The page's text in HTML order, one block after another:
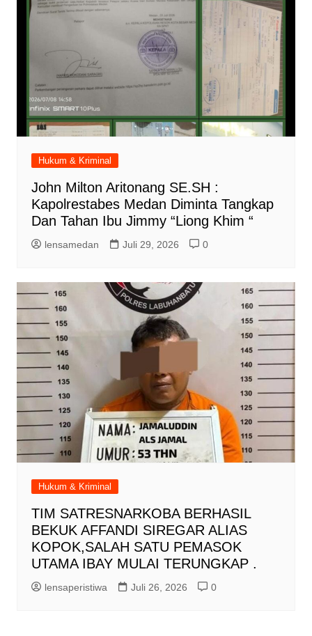
Hukum & Kriminal
John Milton Aritonang SE.SH :
Kapolrestabes Medan Diminta Tangkap
Dan Tahan Ibu Jimmy “Liong Khim “
lensamedan Juli 29, 2026 0
Hukum & Kriminal
TIM SATRESNARKOBA BERHASIL
BEKUK AFFANDI SIREGAR ALIAS
KOPOK,SALAH SATU PEMASOK
UTAMA IBAY MULAI TERUNGKAP .
lensaperistiwa Juli 26, 2026 0